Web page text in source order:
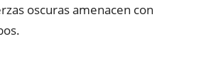
oscuras amenacen con